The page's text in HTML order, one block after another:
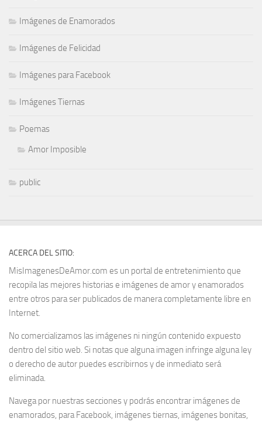
Imágenes de Enamorados
Imágenes de Felicidad
Imágenes para Facebook
Imágenes Tiernas
Poemas
Amor Imposible
public
ACERCA DEL SITIO:
MisImagenesDeAmor.com es un portal de entretenimiento que
recopila las mejores historias e imágenes de amor y enamorados
entre otros para ser publicados de manera completamente libre en
Internet.
No comercializamos las imágenes ni ningún contenido expuesto
dentro del sitio web. Si notas que alguna imagen infringe alguna ley
o derecho de autor puedes escribirnos y de inmediato será
eliminada.
Navega por nuestras secciones y podrás encontrar imágenes de
enamorados, para Facebook, imágenes tiernas, imágenes bonitas,